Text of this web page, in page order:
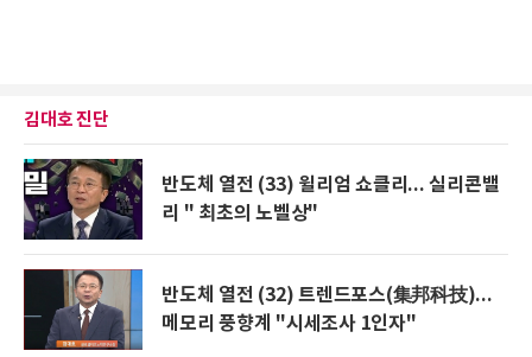
김대호 진단
반도체 열전 (33) 윌리엄 쇼클리... 실리콘밸
리 " 최초의 노벨상"
반도체 열전 (32) 트렌드포스(集邦科技)...
메모리 풍향계 "시세조사 1인자"